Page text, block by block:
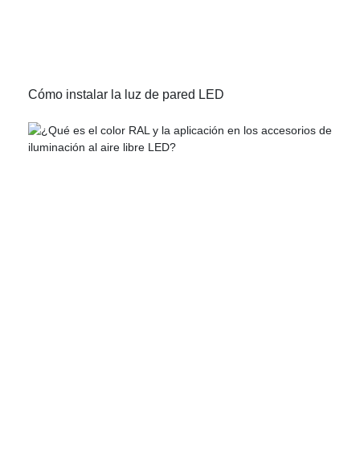
Cómo instalar la luz de pared LED